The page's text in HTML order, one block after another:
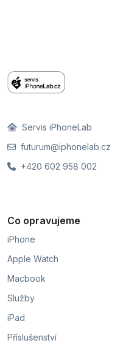
Servis iPhoneLab
futurum@iphonelab.cz
+420 602 958 002
Co opravujeme
iPhone
Apple Watch
Macbook
Služby
iPad
Příslušenství